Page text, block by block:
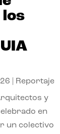
Reportaje
y
en
un colectivo